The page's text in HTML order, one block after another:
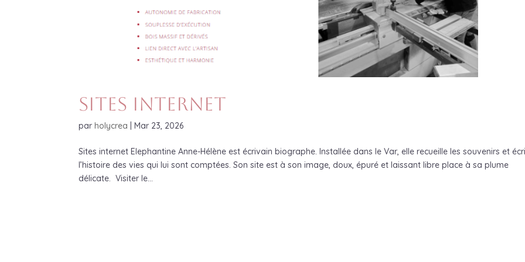
Sites Internet
parholycrea |Mar 23, 2026
Sites internet Elephantine Anne-Hélène est écrivain biographe. Installée dans le Var, elle recueille les souvenirs et
l’histoire des vies qui lui sont comptées. Son site est à son image, doux, épuré et laissant libre place à sa plume
délicate. Visiter le...